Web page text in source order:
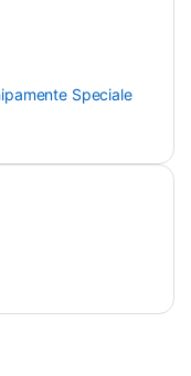
Speciale